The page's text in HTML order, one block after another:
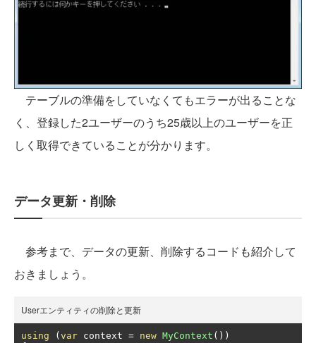
テーブルの準備をしていなくてもエラーが出ることな
く、登録した2ユーザーのうち25歳以上のユーザーを正
しく取得できていることが分かります。
データ更新・削除
参考まで、データの更新、削除するコードも紹介して
おきましょう。
Userエンティティの削除と更新
using ( var context = new MyContext ())